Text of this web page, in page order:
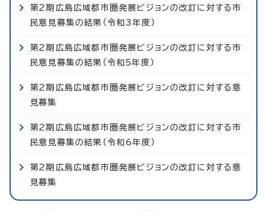
第2期広島広域都市圏発展ビジョンの改訂に対する市
民意見募集の結果（令和3年度）
第2期広島広域都市圏発展ビジョンの改訂に対する市
民意見募集の結果（令和5年度）
第2期広島広域都市圏発展ビジョンの改訂に対する意
見募集
第2期広島広域都市圏発展ビジョンの改訂に対する市
民意見募集の結果（令和6年度）
第2期広島広域都市圏発展ビジョンの改訂に対する意
見募集